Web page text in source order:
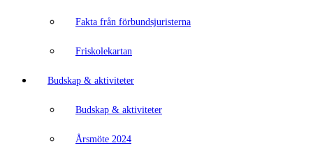
Fakta från förbundsjuristerna
Friskolekartan
Budskap & aktiviteter
Budskap & aktiviteter
Årsmöte 2024